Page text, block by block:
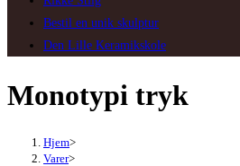
Bestil en unik skulptur
Den Lille Keramikskole
Monotypi tryk
Hjem>
Varer>